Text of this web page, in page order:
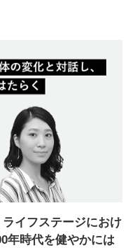
ライフステージにおけ
年時代を健やかには